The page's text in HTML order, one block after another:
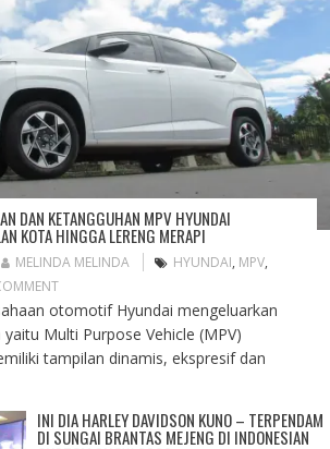
DAN KETANGGUHAN MPV HYUNDAI
KOTA HINGGA LERENG MERAPI
MELINDA MELINDA HYUNDAI, MPV,
otomotif Hyundai mengeluarkan
Multi Purpose Vehicle (MPV)
tampilan dinamis, ekspresif dan
INI DIA HARLEY DAVIDSON KUNO – TERPENDAM
DI SUNGAI BRANTAS MEJENG DI INDONESIAN